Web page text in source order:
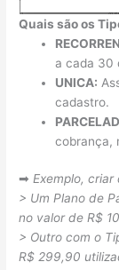
Quais são os
a cada 30
UNICA:
cadastro.
cobrança,
➡Exemplo, criar
> Um Plano de
no valor de R$
> Outro com o
R$ 299,90